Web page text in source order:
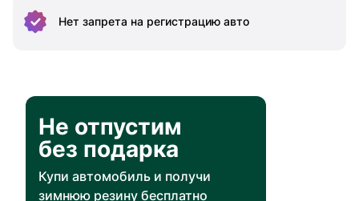
Нет запрета на регистрацию авто
Не отпустим
без подарка
Купи автомобиль и получи
зимнюю резину бесплатно